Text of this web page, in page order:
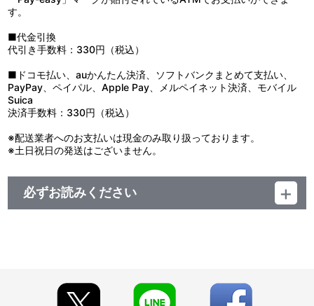
す。
■代金引換
代引き手数料：330円（税込）
■ドコモ払い、auかんたん決済、ソフトバンクまとめて支払い、
PayPay、ペイパル、Apple Pay、メルペイネット決済、モバイル
Suica
決済手数料：330円（税込）
※配送業者へのお支払いは現金のみ取り扱っております。
※土日祝日の発送はございません。
必ずお読みください